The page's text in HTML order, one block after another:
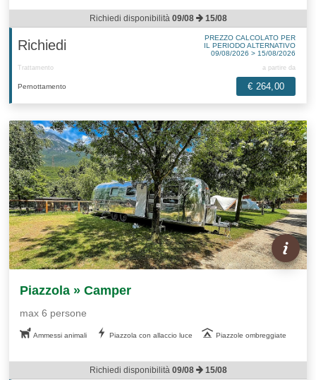
Richiedi disponibilità 09/08 15/08
Richiedi
PREZZO CALCOLATO PER
IL PERIODO ALTERNATIVO
09/08/2026 > 15/08/2026
Trattamento a partire da
Pernottamento € 264,00
Piazzola » Camper
max 6 persone
Ammessi animali Piazzola con allaccio luce Piazzole ombreggiate
Richiedi disponibilità 09/08 15/08